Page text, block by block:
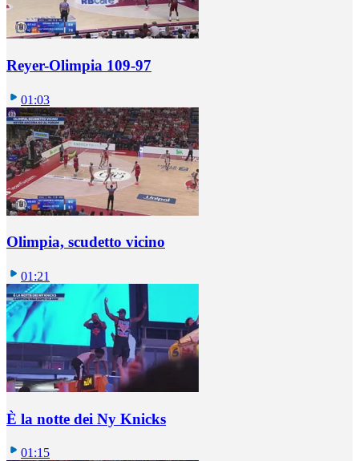
Reyer-Olimpia 109-97
01:03
Olimpia, scudetto vicino
01:21
È la notte dei Ny Knicks
01:15